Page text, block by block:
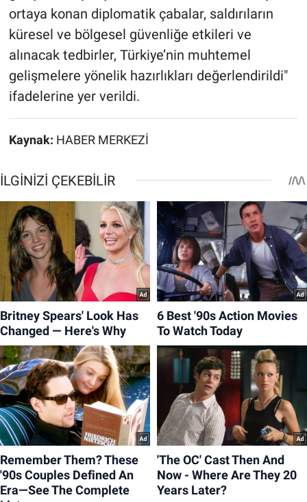
ortaya konan diplomatik çabalar, saldırıların
küresel ve bölgesel güvenliğe etkileri ve
alınacak tedbirler, Türkiye’nin muhtemel
gelişmelere yönelik hazırlıkları değerlendirildi"
ifadelerine yer verildi.
Kaynak: HABER MERKEZİ